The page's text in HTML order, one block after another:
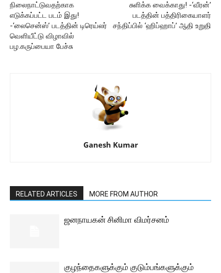
நிலைநாட்டுவதற்காக
எடுக்கப்பட்ட படம் இது!
-‘லைசென்ஸ்’ படத்தின் டிரெய்லர்
வெளியீட்டு விழாவில்
பழ.கருப்பையா பேச்சு
சுளிக்க வைக்காது! -‘வீரன்’
படத்தின் பத்திரிகையாளர்
சந்திப்பில் ‘ஹிப்ஹாப்’ ஆதி உறுதி
Ganesh Kumar
RELATED ARTICLES MORE FROM AUTHOR
ஜனநாயகன் சினிமா விமர்சனம்
குழந்தைகளுக்கும் குடும்பங்களுக்கும்